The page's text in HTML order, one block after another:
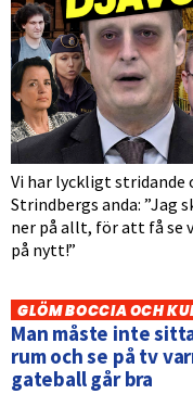
Vi har lyckligt stridande
Strindbergs anda: ”Jag
ner på allt, för att få se
på nytt!”
GLÖM BOCCIA OCH
Man måste inte
rum och se på tv
gateball går bra